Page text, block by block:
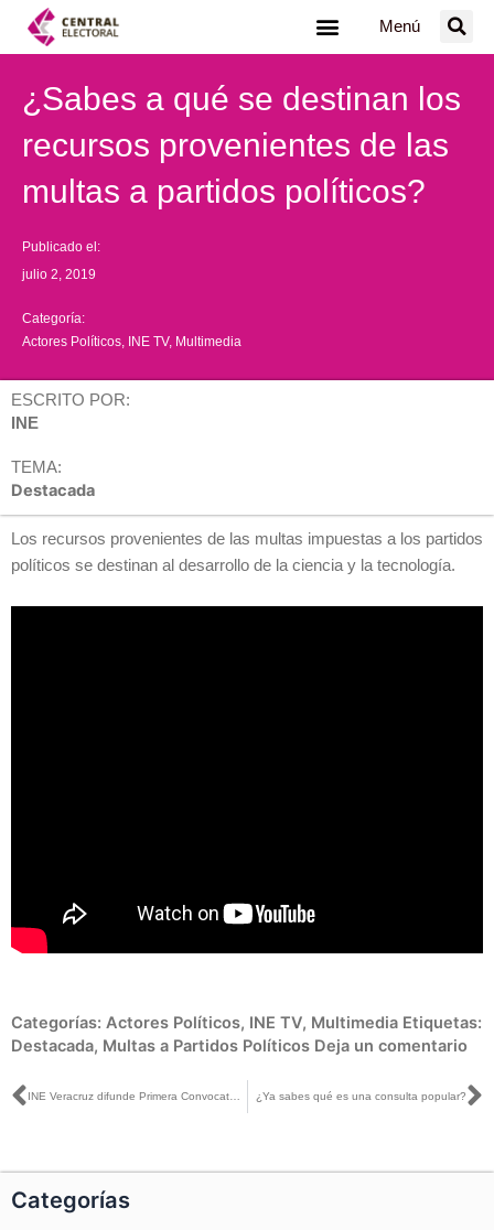
Menú
¿Sabes a qué se destinan los
recursos provenientes de las
multas a partidos políticos?
Publicado el:
julio 2, 2019
Categoría:
Actores Políticos INE TV, Multimedia
ESCRITO POR:
INE
TEMA:
Destacada
Los recursos provenientes de las multas impuestas a los partidos
políticos se destinan al desarrollo de la ciencia y la tecnología.
Categorías: Actores Políticos, INE TV, Multimedia Etiquetas:
Destacada, Multas a Partidos Políticos Deja un comentario
Ant ¿Ya sabes qué es una consulta popular?
Categorías